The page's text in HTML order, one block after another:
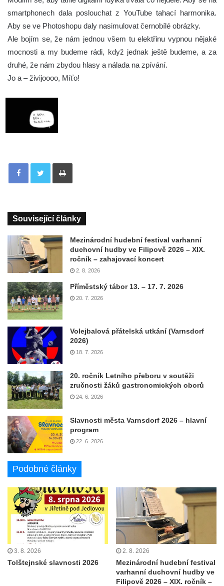
smartphonech dala poslouchat z YouTube tahací harmonika.
Aby se ve Photoshopu daly nasimulovat černobílé obrázky.
Ale bojím se, že nám jednou všem tu elektřinu vypnou nějaké
mocnosti a my budeme rádi, když jednak ještě budeme, a za
druhé, že nám zbydou hlasy a nálada na zpívání.
Jo a – živijoooo, Míťo!
Tisknout
Související články
Mezinárodní hudební festival varhanní
duchovní hudby ve Filipově 2026 – XIX.
ročník – zahajovací koncert
2. 8. 2026
Příměstský tábor 13. – 17. 7. 2026
20. 7. 2026
Volejbalová přátelská utkání (Varnsdorf
2026)
18. 7. 2026
20. ročník Letního přeboru v soutěži
zručnosti žáků gastronomických oborů
24. 6. 2026
Slavnosti města Varnsdorf 2026 – hlavní
program
22. 6. 2026
Podobné články
3. 8. 2026
Tolštejnské slavnosti 2026
2. 8. 2026
Mezinárodní hudební festival
varhanní duchovní hudby ve
Filipově 2026 – XIX. ročník –